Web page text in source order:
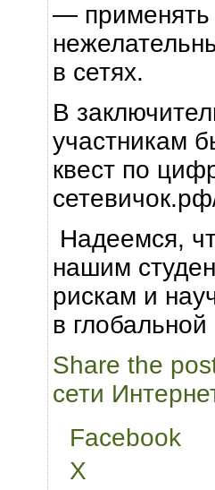
—
в сетях.
В
участникам
квест по
Надеемся,
нашим
рискам и
в
Share the
сети
Facebook
X